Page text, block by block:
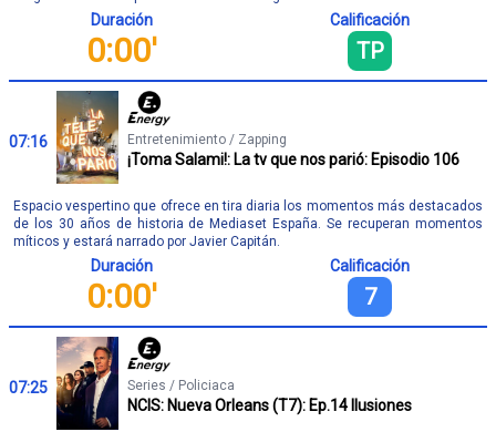
Duración
0:00'
Calificación
TP
07:16 Entretenimiento / Zapping
¡Toma Salami!: La tv que nos parió: Episodio 106
Espacio vespertino que ofrece en tira diaria los momentos más destacados
de los 30 años de historia de Mediaset España. Se recuperan momentos
míticos y estará narrado por Javier Capitán.
Duración
0:00'
Calificación
7
07:25 Series / Policiaca
NCIS: Nueva Orleans (T7): Ep.14 Ilusiones